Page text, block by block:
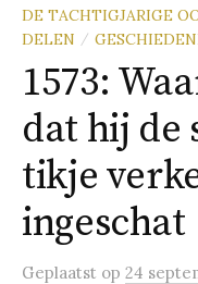
DE TACHTIGJARIGE
DELEN
/
1573:
dat hij de
tikje
ingeschat
Geplaatst op 24